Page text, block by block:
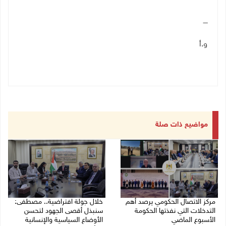
ــــ
و.أ
مواضيع ذات صلة
مركز الاتصال الحكومي يرصد أهم
التدخلات التي نفذتها الحكومة
الأسبوع الماضي
خلال جولة افتراضية.. مصطفى:
سنبذل أقصى الجهود لتحسن
الأوضاع السياسية والإنسانية